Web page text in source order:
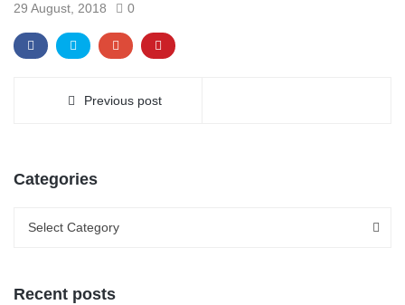
29 August, 2018 0
Previous post
Categories
Select Category
Recent posts